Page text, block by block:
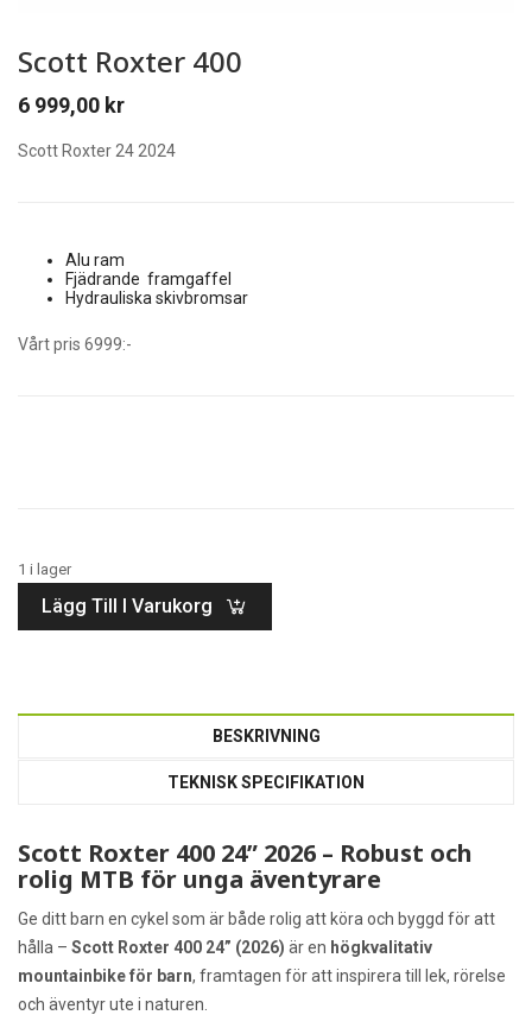
Scott Roxter 400
6 999,00 kr
Scott Roxter 24 2024
Alu ram
Fjädrande framgaffel
Hydrauliska skivbromsar
Vårt pris 6999:-
1 i lager
Lägg Till I Varukorg
BESKRIVNING
TEKNISK SPECIFIKATION
Scott Roxter 400 24” 2026 – Robust och
rolig MTB för unga äventyrare
Ge ditt barn en cykel som är både rolig att köra och byggd för att
hålla – Scott Roxter 400 24” (2026) är en högkvalitativ
mountainbike för barn, framtagen för att inspirera till lek, rörelse
och äventyr ute i naturen.